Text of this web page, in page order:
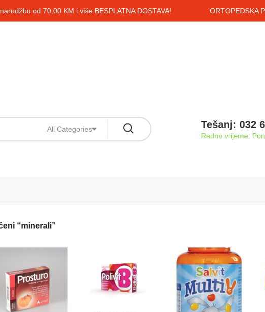
od 70,00 KM i više BESPLATNA DOSTAVA! ORTOPEDSKA
All Categories Tešanj: 032
Radno vrijeme:
“minerali”